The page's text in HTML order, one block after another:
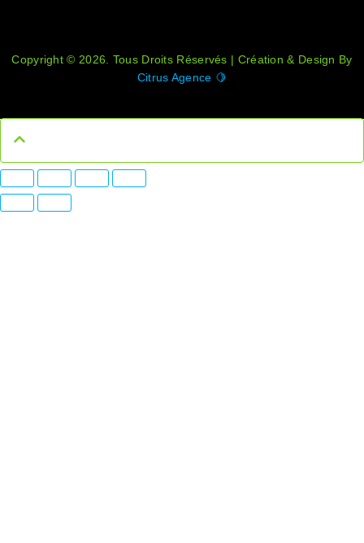
Copyright © 2026. Tous Droits Réservés | Création & Design By
Citrus Agence 🍋